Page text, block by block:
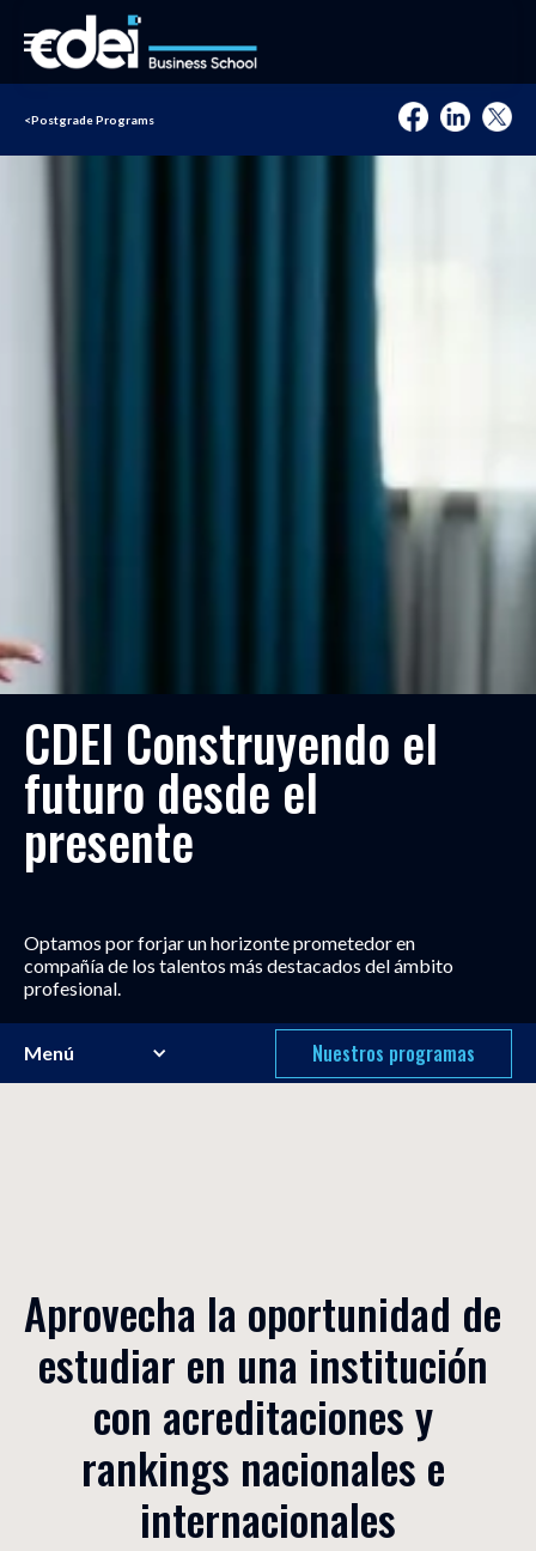
<Postgrade Programs
CDEI Construyendo el
futuro desde el
presente
Optamos por forjar un horizonte prometedor en
compañía de los talentos más destacados del ámbito
profesional.
Menú Nuestros programas
Aprovecha la oportunidad de
estudiar en una institución
con acreditaciones y
rankings nacionales e
internacionales